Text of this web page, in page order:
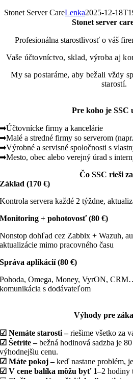
Stonet Server CareLenka2025-12-
Stonet server
Profesionálna starostlivosť o váš
Vaše účtovníctvo, sklad, výroba aj
My sa postaráme, aby bežali vždy
starostí.
Pre koho je SSC
➡Účtovnícke firmy a kancelárie
➡Malé a stredné firmy so serverom
➡Výrobné a servisné spoločnosti s
➡Mesto, obec alebo verejný úrad s
Čo SSC rieši
Základ (170 €)
Kontrola servera každé 2 týždne,
Monitoring + pohotovosť (80 €)
Nonstop dohľad cez Zabbix + Wazuh,
aktualizácie mimo pracovného času
Správa aplikácií (80 €)
Pohoda, Omega, Money, VyrON,
komunikácia s dodávateľom
Výhody pre
☑ Nemáte starosti –riešime všetko za
☑ Šetríte –bežná hodinová sadzba je
výhodnejšiu cenu.
☑ Máte pokoj –keď nastane problém,
☑ V cene balíka môžu byť 1–2 hodiny